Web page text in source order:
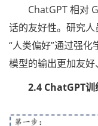
ChatGPT 相对
话的友好性。研究
“人类偏好”通过强
模型的输出更加友好
2.4 ChatGPT训